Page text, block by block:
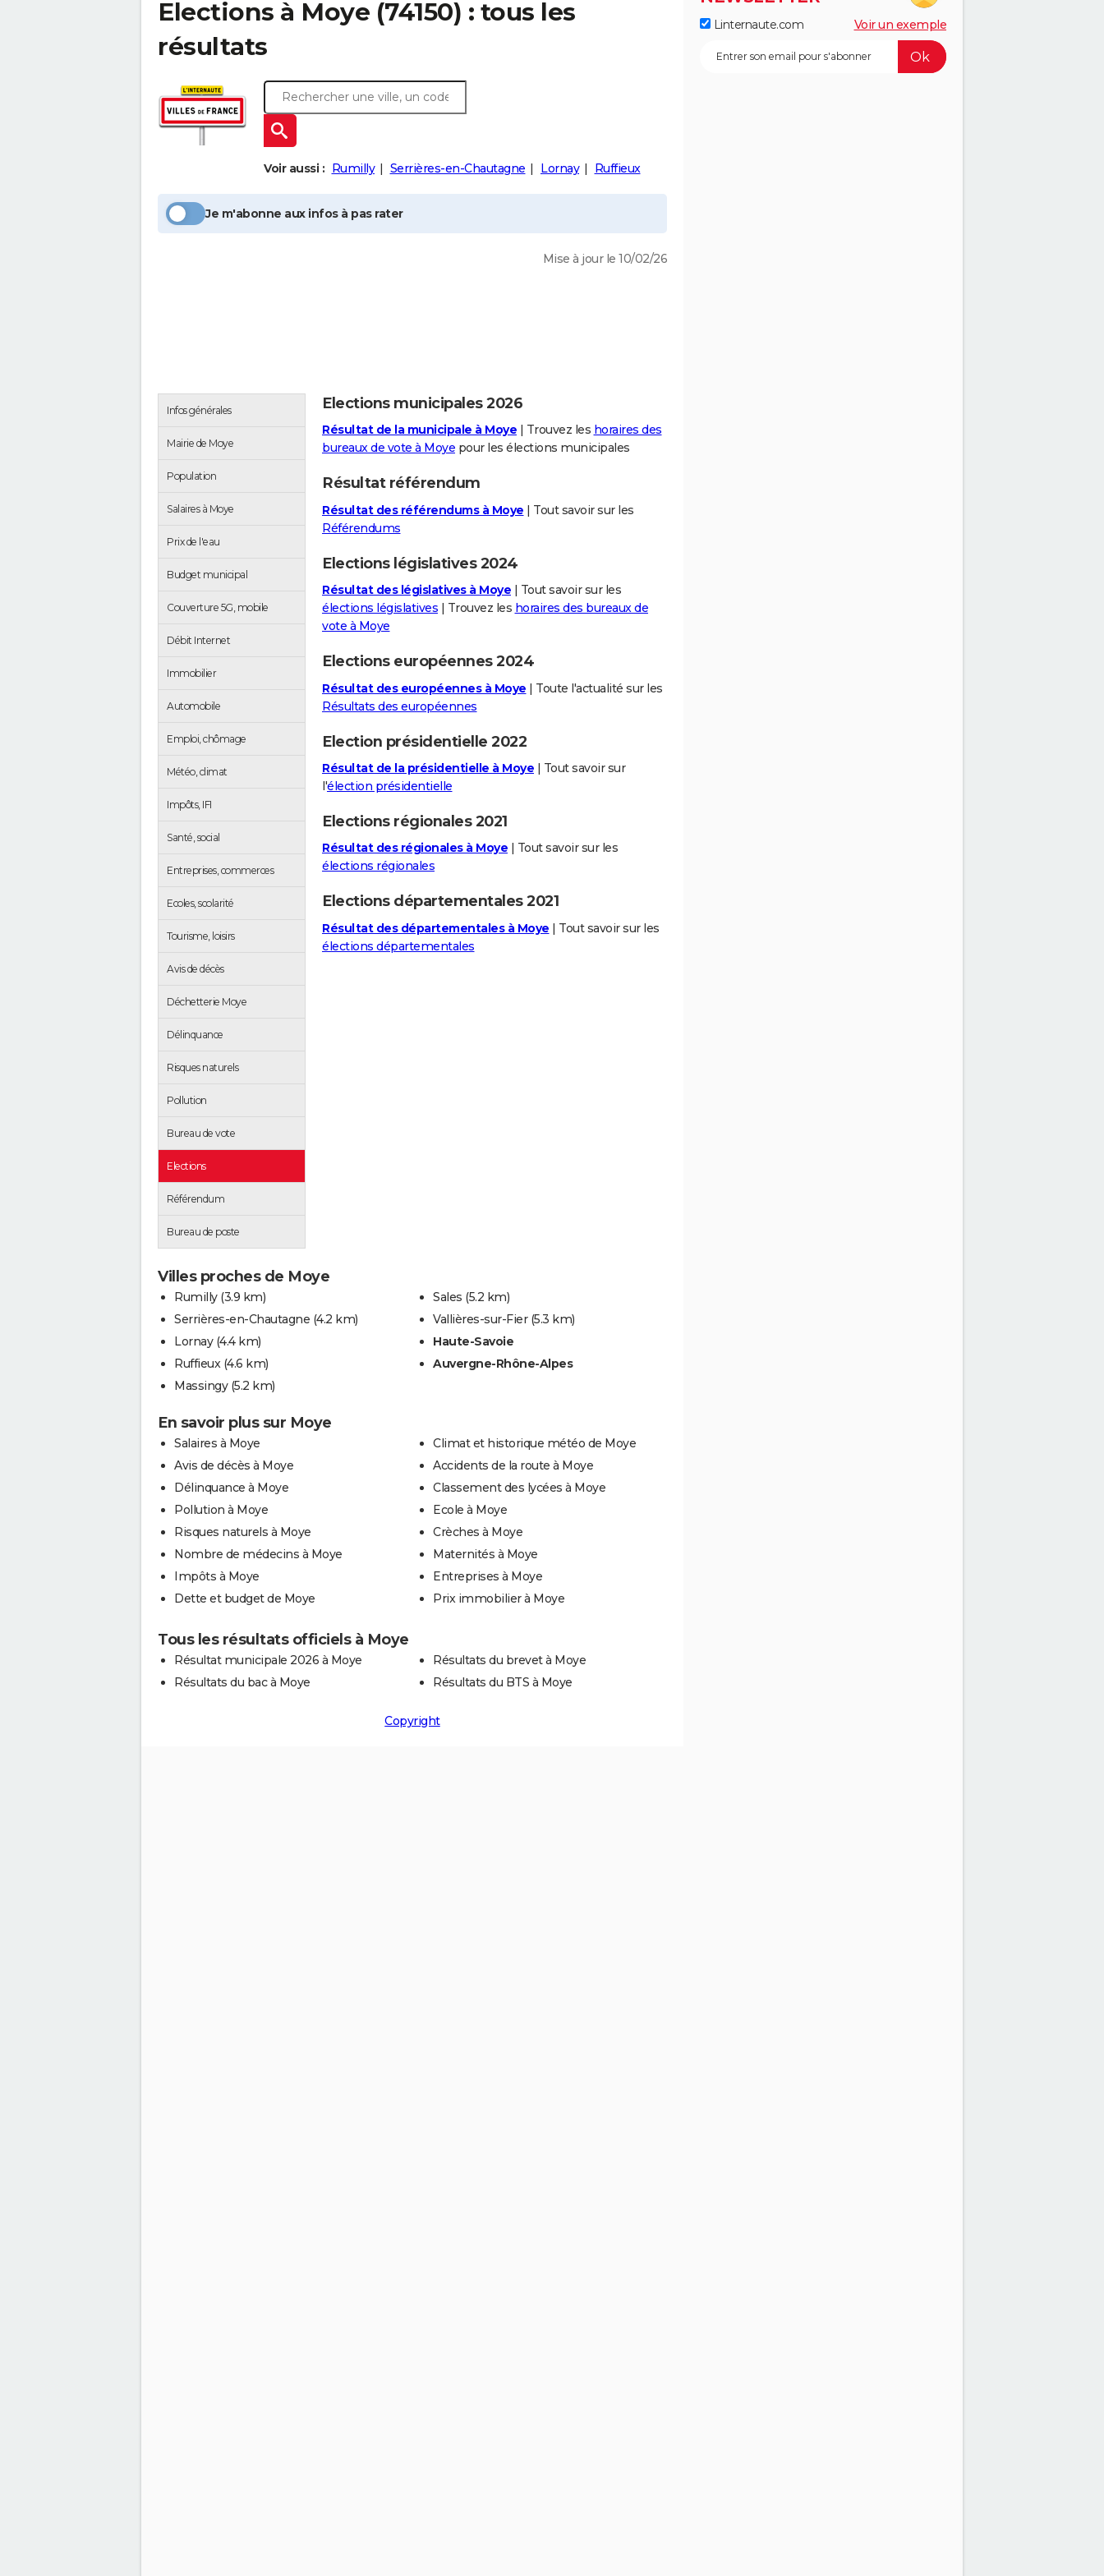
Elections à Moye (74150) : tous les
résultats
Voir aussi : Rumilly Serrières-en-Chautagne Lornay Ruffieux
Je m'abonne aux infos à pas rater
Mise à jour le 10/02/26
Infos générales
Mairie de Moye
Population
Salaires à Moye
Prix de l'eau
Budget municipal
Couverture 5G, mobile
Débit Internet
Immobilier
Automobile
Emploi, chômage
Météo, climat
Impôts, IFI
Santé, social
Entreprises, commerces
Ecoles, scolarité
Tourisme, loisirs
Avis de décès
Déchetterie Moye
Délinquance
Risques naturels
Pollution
Bureau de vote
Elections
Référendum
Bureau de poste
Elections municipales 2026
Résultat de la municipale à Moye | Trouvez les horaires des
bureaux de vote à Moye pour les élections municipales
Résultat référendum
Résultat des référendums à Moye | Tout savoir sur les
Référendums
Elections législatives 2024
Résultat des législatives à Moye | Tout savoir sur les
élections législatives | Trouvez les horaires des bureaux de
vote à Moye
Elections européennes 2024
Résultat des européennes à Moye | Toute l'actualité sur les
Résultats des européennes
Election présidentielle 2022
Résultat de la présidentielle à Moye | Tout savoir sur
l'élection présidentielle
Elections régionales 2021
Résultat des régionales à Moye | Tout savoir sur les
élections régionales
Elections départementales 2021
Résultat des départementales à Moye | Tout savoir sur les
élections départementales
Villes proches de Moye
Rumilly (3.9 km)
Serrières-en-Chautagne (4.2 km)
Lornay (4.4 km)
Ruffieux (4.6 km)
Massingy (5.2 km)
Sales (5.2 km)
Vallières-sur-Fier (5.3 km)
Haute-Savoie
Auvergne-Rhône-Alpes
En savoir plus sur Moye
Salaires à Moye
Avis de décès à Moye
Délinquance à Moye
Pollution à Moye
Risques naturels à Moye
Nombre de médecins à Moye
Impôts à Moye
Dette et budget de Moye
Climat et historique météo de Moye
Accidents de la route à Moye
Classement des lycées à Moye
Ecole à Moye
Crèches à Moye
Maternités à Moye
Entreprises à Moye
Prix immobilier à Moye
Tous les résultats officiels à Moye
Résultat municipale 2026 à Moye
Résultats du bac à Moye
Résultats du brevet à Moye
Résultats du BTS à Moye
Copyright
Linternaute.com Voir un exemple